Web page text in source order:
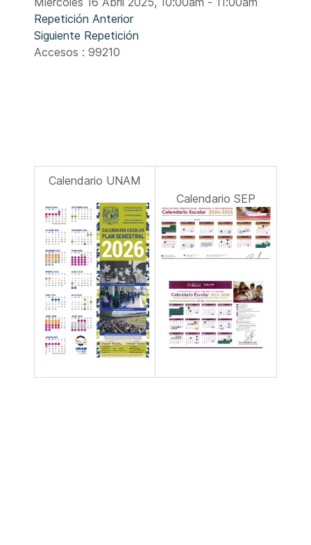
Repetición Anterior
Siguiente Repetición
Accesos : 99210
Calendario UNAM
Calendario SEP